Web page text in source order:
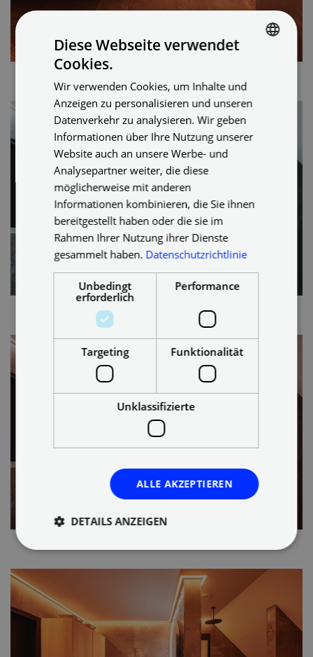
ENGLISH
Diese Webseite verwendet
Cookies.
Wir verwenden Cookies, um Inhalte und
Anzeigen zu personalisieren und unseren
Datenverkehr zu analysieren. Wir geben
Informationen über Ihre Nutzung unserer
Website auch an unsere Werbe- und
Analysepartner weiter, die diese
möglicherweise mit anderen
Informationen kombinieren, die Sie ihnen
bereitgestellt haben oder die sie im
Rahmen Ihrer Nutzung ihrer Dienste
gesammelt haben. Datenschutzrichtlinie
Unbedingt
erforderlich
Performance
Targeting Funktionalität
Unklassifizierte
ALLE AKZEPTIEREN
DETAILS ANZEIGEN